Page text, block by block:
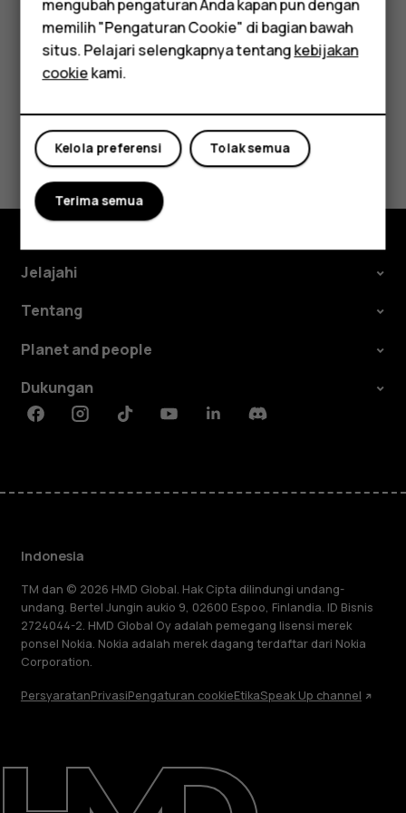
Aksesori
Tablet
Tentang
Perbaiki, gunakan kembali, daur ulang
Ya Tidak
Jelajahi
Tentang
Planet and people
Dukungan
FacebookInstagramTiktokYoutubeLinkedinDiscord
Indonesia
TM dan © 2026 HMD Global. Hak Cipta dilindungi undang-
undang. Bertel Jungin aukio 9, 02600 Espoo, Finlandia. ID Bisnis
2724044-2. HMD Global Oy adalah pemegang lisensi merek
ponsel Nokia. Nokia adalah merek dagang terdaftar dari Nokia
Corporation.
PersyaratanPrivasiPengaturan cookieEtikaSpeak Up channel
mengubah pengaturan Anda kapan pun dengan
memilih "Pengaturan Cookie" di bagian bawah
situs. Pelajari selengkapnya tentangkebijakan
cookiekami.
Tolak semua
Kelola preferensi
Terima semua